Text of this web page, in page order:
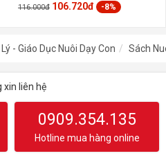
116.000đ 106.720đ -8%
- Giáo Dục Nuôi Dạy Con Sách
liên hệ
0909.354.135
Hotline mua hàng online